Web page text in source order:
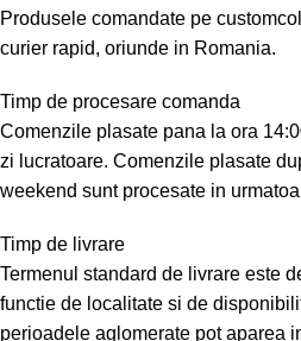
Produsele comandate pe
curier rapid, oriunde in Romania.
Timp de procesare comanda
Comenzile plasate pana la ora
zi lucratoare. Comenzile plasate
weekend sunt procesate in
Timp de livrare
Termenul standard de livrare este
functie de localitate si de
perioadele aglomerate pot aparea